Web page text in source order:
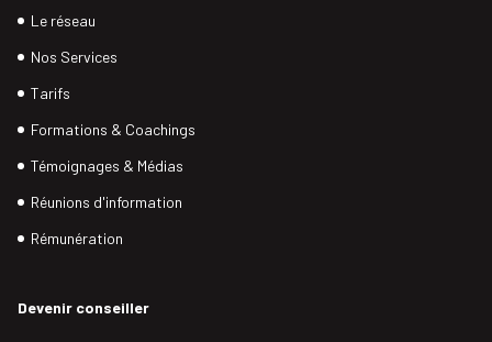
Le réseau
Nos Services
Tarifs
Formations & Coachings
Témoignages & Médias
Réunions d'information
Rémunération
Devenir conseiller